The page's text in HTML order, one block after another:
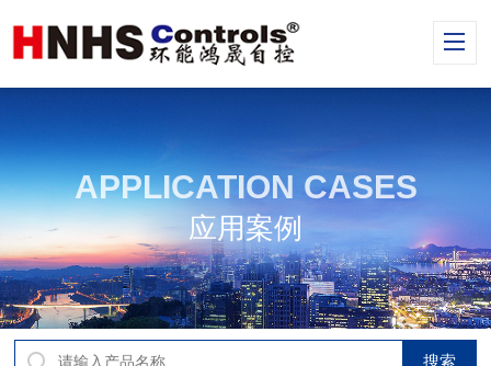
APPLICATION CASES
应用案例